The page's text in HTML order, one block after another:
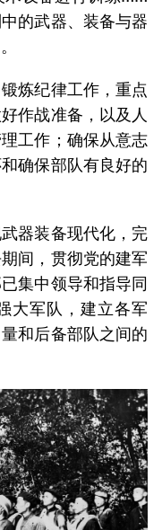
的武器、装备与器
炼纪律工作，重点
作战准备，以及人
工作；确保从意志
确保部队有良好的
器装备现代化，完
间，贯彻党的建军
集中领导和指导同
大军队，建立各军
和后备部队之间的